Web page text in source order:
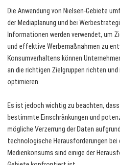
Die Anwendung von Nielsen-Gebiete
der Mediaplanung und bei
Informationen werden verwendet, um
und effektive Werbemaßnahmen zu
Konsumverhaltens können
an die richtigen Zielgruppen richten
optimieren.
Es ist jedoch wichtig zu beachten,
bestimmte Einschränkungen und
mögliche Verzerrung der Daten
technologische Herausforderungen bei
Medienkonsums sind einige der